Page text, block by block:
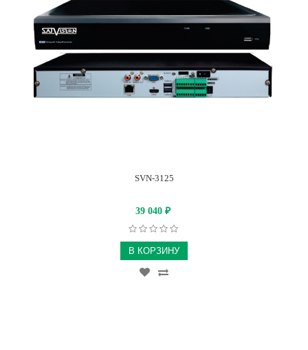
SVN-3125
39 040 ₽
В КОРЗИНУ